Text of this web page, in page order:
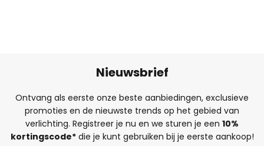
Nieuwsbrief
Ontvang als eerste onze beste aanbiedingen, exclusieve
promoties en de nieuwste trends op het gebied van
verlichting. Registreer je nu en we sturen je een 10%
kortingscode*die je kunt gebruiken bij je eerste aankoop!